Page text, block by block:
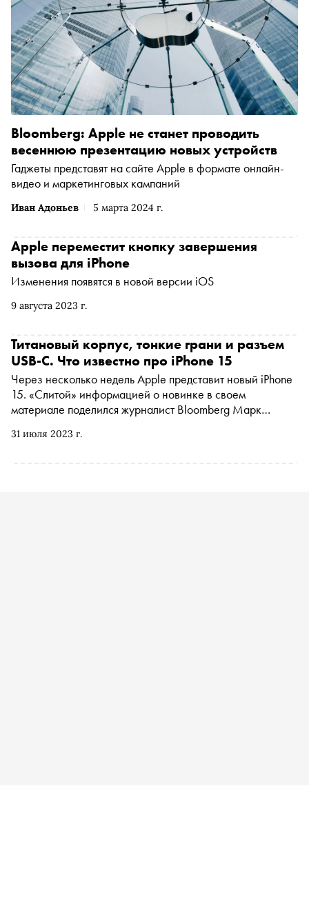
Иван Адоньев 5 марта 2024 г.
Bloomberg: Apple не станет проводить
весеннюю презентацию новых устройств
Гаджеты представят на сайте Apple в формате онлайн-
видео и маркетинговых кампаний
9 августа 2023 г.
Apple переместит кнопку завершения
вызова для iPhone
Изменения появятся в новой версии iOS
31 июля 2023 г.
Титановый корпус, тонкие грани и разъем
USB-C. Что известно про iPhone 15
Через несколько недель Apple представит новый iPhone
15. «Слитой» информацией о новинке в своем
материале поделился журналист Bloomberg Марк
материале «Сноба»